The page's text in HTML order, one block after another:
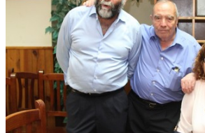
▼
Sistemas Digitales
Noticias de interés
Contacto